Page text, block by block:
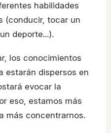
habilidades
(conducir, tocar un
deporte...).
los conocimientos
estarán dispersos en
evocar la
eso, estamos más
más concentrarnos.